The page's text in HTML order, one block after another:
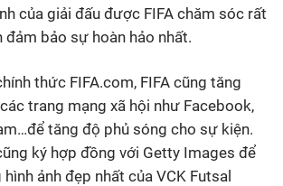
của giải đấu được FIFA chăm sóc rất
đảm bảo sự hoàn hảo nhất.
thức FIFA.com, FIFA cũng tăng
trang mạng xã hội như Facebook,
tăng độ phủ sóng cho sự kiện.
ký hợp đồng với Getty Images để
ảnh đẹp nhất của VCK Futsal